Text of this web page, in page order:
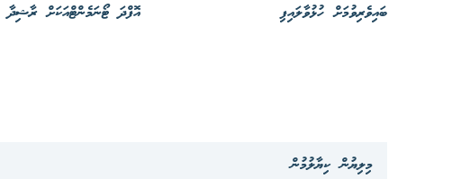
ބައިވެރިވުމަށް ހުޅުވާލައިފި
އޮފްދަ ޓޯނަމެންޓްއަކަށް ރާޝިދާ
މިލިޔުން ކިޔާލުމުން